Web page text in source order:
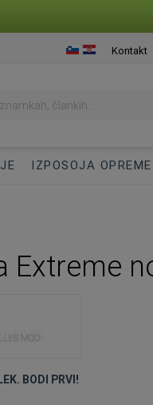
Kontakt
IZPOSOJA OPREME
Extreme
BODI PRVI!